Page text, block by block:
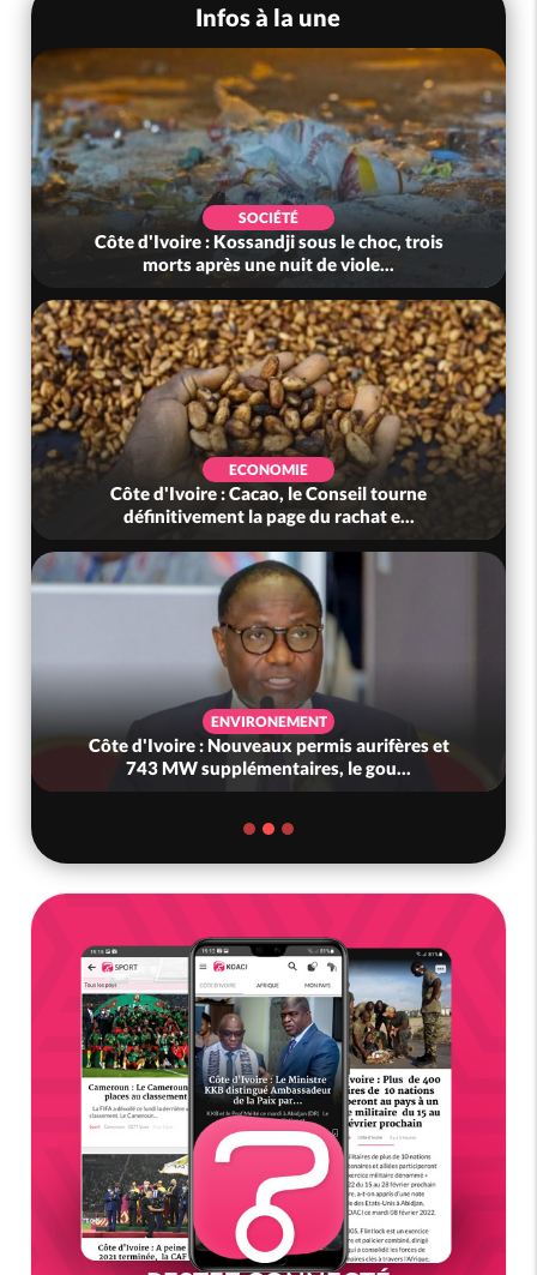
Infos à la une
SOCIÉTÉ
Côte d'Ivoire : Kossandji sous le choc, trois
morts après une nuit de viole...
ECONOMIE
Côte d'Ivoire : Cacao, le Conseil tourne
définitivement la page du rachat e...
ENVIRONEMENT
Côte d'Ivoire : Nouveaux permis aurifères et
743 MW supplémentaires, le gou...